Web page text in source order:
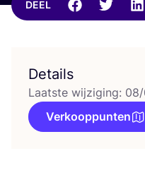
DEEL
Details
Laatste wijziging:
Verkooppunten